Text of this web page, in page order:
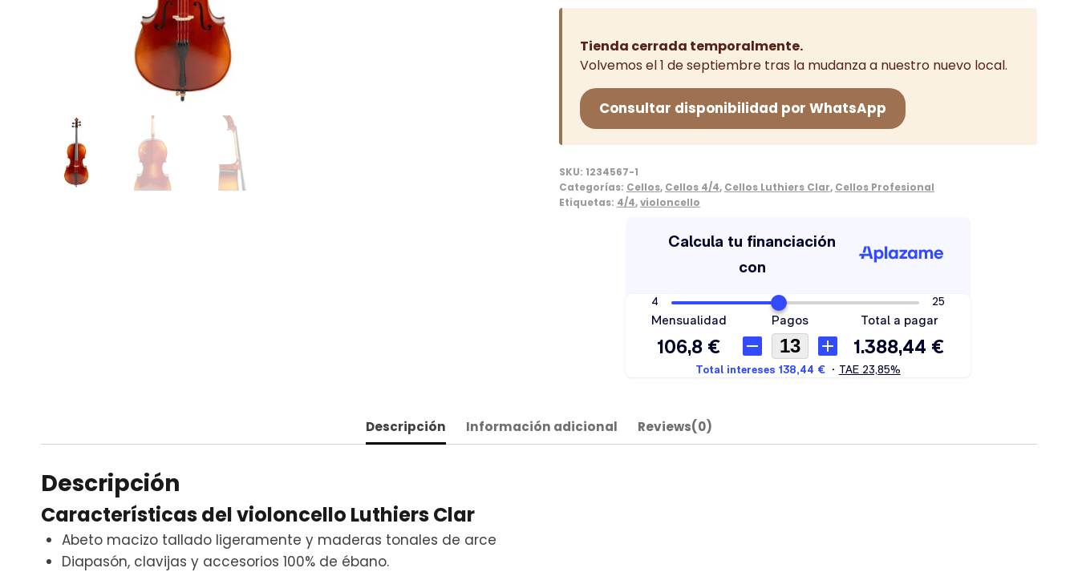
Tienda cerrada temporalmente.
Volvemos el 1 de septiembre tras la mudanza a nuestro nuevo local.
Consultar disponibilidad por WhatsApp
SKU: 1234567-1
Categorías: Cellos, Cellos 4/4, Cellos Luthiers Clar, Cellos Profesional
Etiquetas: 4/4,violoncello
Descripción Información adicional Reviews(0)
Descripción
Características del violoncello Luthiers Clar
Abeto macizo tallado ligeramente y maderas tonales de arce
Diapasón, clavijas y accesorios 100% de ébano.